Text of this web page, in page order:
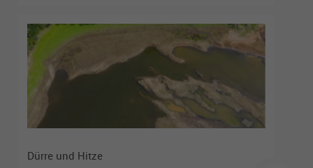
Dürre und Hitze